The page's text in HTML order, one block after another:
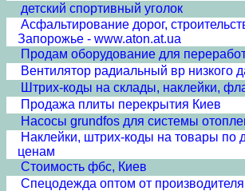
детский спортивный уголок
Асфальтирование дорог,
Запорожье - www.aton.at.ua
Продам оборудование для
Вентилятор радиальный вр низкого
Штрих-коды на склады, наклейки,
Продажа плиты перекрытия Киев
Насосы grundfos для системы
Наклейки, штрих-коды на товары по
ценам
Стоимость фбс, Киев
Спецодежда оптом от производителя